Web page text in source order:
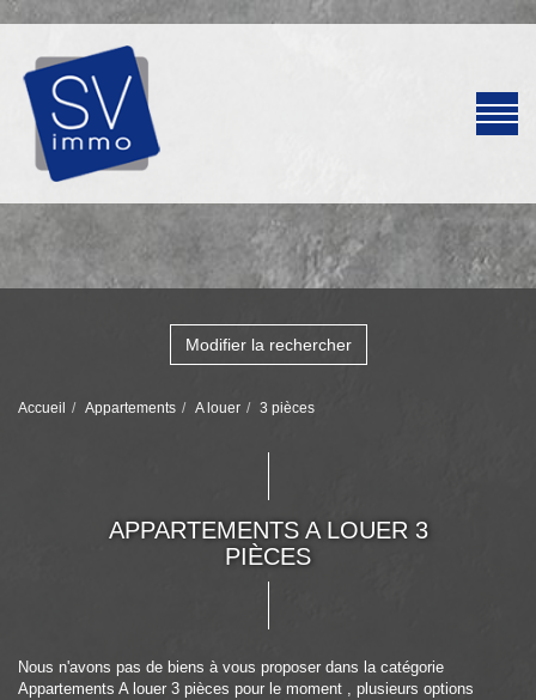
Modifier la rechercher
Accueil Appartements A louer 3 pièces
APPARTEMENTS A LOUER 3
PIÈCES
Nous n'avons pas de biens à vous proposer dans la catégorie
Appartements A louer 3 pièces pour le moment , plusieurs options